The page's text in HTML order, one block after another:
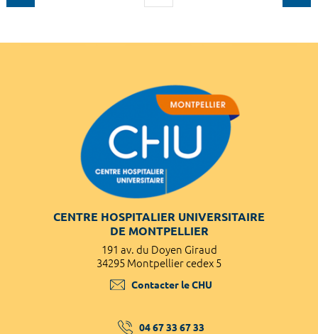
CENTRE HOSPITALIER UNIVERSITAIRE
DE MONTPELLIER
191 av. du Doyen Giraud
34295 Montpellier cedex 5
Contacter le CHU
04 67 33 67 33